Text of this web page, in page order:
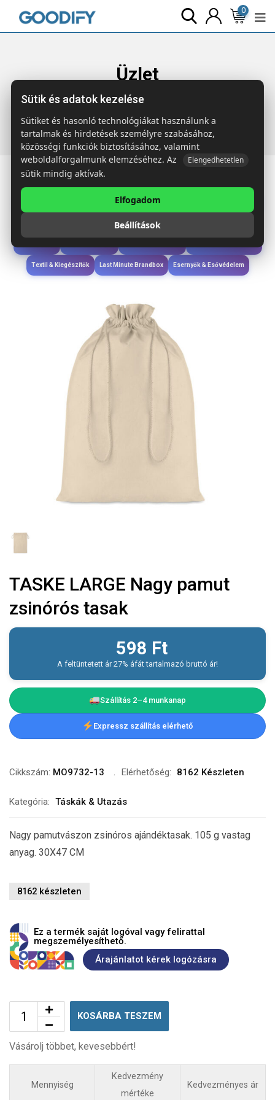
0
Üzlet
Főoldal Termékek Táskák & Utazás
pamut zsinórós tasak
Étkezés & Ivás
Wellness & Ápolás
Textil & Kiegészítők Last Minute Brandbox Esernyők & Esővédelem
TASKE LARGE Nagy pamut
zsinórós tasak
598 Ft
A feltüntetett ár 27% áfát tartalmazó bruttó ár!
Szállítás 2–4 munkanap
Expressz szállítás elérhető
Cikkszám: MO9732-13 Elérhetőség: 8162 Készleten
Kategória: Táskák & Utazás
Nagy pamutvászon zsinóros ajándéktasak. 105 g vastag
anyag. 30X47 CM
8162 készleten
Ez a termék saját logóval vagy felirattal
megszemélyesíthető.
Árajánlatot kérek logózásra
KOSÁRBA TESZEM
Vásárolj többet, kevesebbért!
Mennyiség
Kedvezmény
mértéke
Kedvezményes ár
Sütik és adatok kezelése
Sütiket és hasonló technológiákat használunk a
tartalmak és hirdetések személyre szabásához,
közösségi funkciók biztosításához, valamint
weboldalforgalmunk elemzéséhez. Az
Elengedhetetlen
sütik mindig aktívak.
Elfogadom
Beállítások